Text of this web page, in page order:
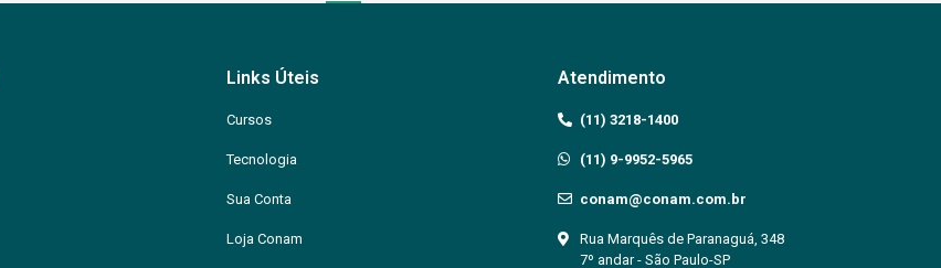
Links Úteis
Cursos
Tecnologia
Sua Conta
Loja Conam
Atendimento
(11) 3218-1400
(11) 9-9952-5965
conam@conam.com.br
Rua Marquês de Paranaguá, 348
7º andar - São Paulo-SP